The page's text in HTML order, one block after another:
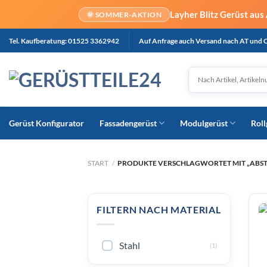
🌞 SOMMER-AKTION Layher Blitz Gerüst
Zum
Inhalt
Tel. Kaufberatung: 01525 3362942 Auf Anfrage auch Versand nach AT und
Gerüst Konfigurator Fassadengerüst Modulgerüst
START / PRODUKTE VERSCHLAGWORTET MIT
FILTERN NACH MATERIAL
Stahl (1)